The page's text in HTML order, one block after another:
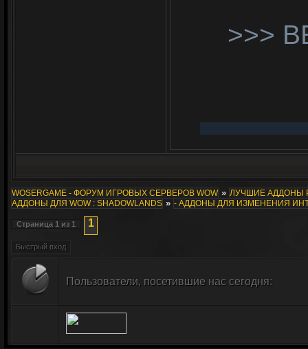
>>>
WOSERGAME - ФОРУМ ИГРОВЫХ СЕРВЕРОВ WOW » ЛУЧШИЕ АДДОНЫ
АДДОНЫ ДЛЯ WOW : SHADOWLANDS » - АДДОНЫ ДЛЯ ИЗМЕНЕНИЯ
Страница 1 из 1 1
Пользователи, посетившие нас сегодня: